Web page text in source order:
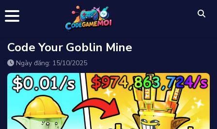
Code Your Goblin Mine
Ngày đăng: 15/10/2025